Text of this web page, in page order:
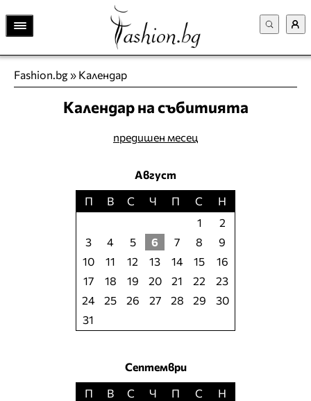
Fashion.bg» Календар
Календар на събитията
предишен месец
Август
П
В С Ч П С
Н
1
2
3
4 5 6 7 8
9
10
11 12 13 14 15
16
17
18 19 20 21 22
23
24
25 26 27 28 29
30
31
Септември
П
В С Ч П С
Н